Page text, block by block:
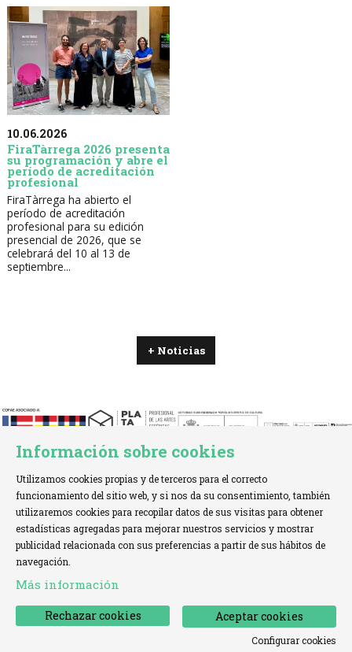
10.06.2026
FiraTàrrega 2026 presenta
su programación y abre el
período de acreditación
profesional
FiraTàrrega ha abierto el
período de acreditación
profesional para su edición
presencial de 2026, que se
celebrará del 10 al 13 de
septiembre...
+ Noticias
TELÉFONO:+34 621 00 65 08 | info@cofae.net
Sitemap | Aviso Legal
Declaración de accesibilidad
Información sobre cookies
Utilizamos cookies propias y de terceros para el correcto
funcionamiento del sitio web, y si nos da su consentimiento, también
utilizaremos cookies para recopilar datos de sus visitas para obtener
estadísticas agregadas para mejorar nuestros servicios y mostrar
publicidad relacionada con sus preferencias a partir de sus hábitos de
navegación.
Más información
Aceptar cookies
Rechazar cookies
Configurar cookies